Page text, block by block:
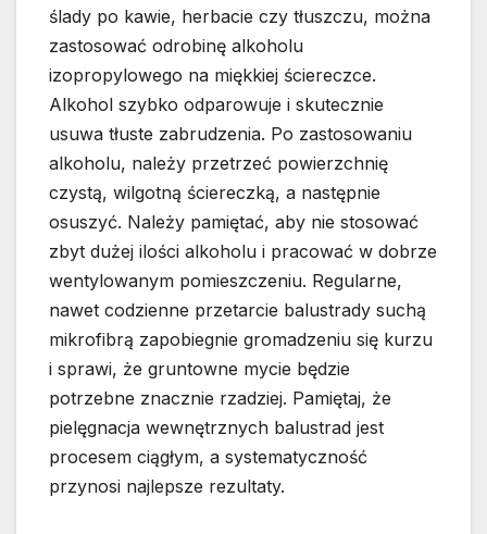
ślady po kawie, herbacie czy tłuszczu, można
zastosować odrobinę alkoholu
izopropylowego na miękkiej ściereczce.
Alkohol szybko odparowuje i skutecznie
usuwa tłuste zabrudzenia. Po zastosowaniu
alkoholu, należy przetrzeć powierzchnię
czystą, wilgotną ściereczką, a następnie
osuszyć. Należy pamiętać, aby nie stosować
zbyt dużej ilości alkoholu i pracować w dobrze
wentylowanym pomieszczeniu. Regularne,
nawet codzienne przetarcie balustrady suchą
mikrofibrą zapobiegnie gromadzeniu się kurzu
i sprawi, że gruntowne mycie będzie
potrzebne znacznie rzadziej. Pamiętaj, że
pielęgnacja wewnętrznych balustrad jest
procesem ciągłym, a systematyczność
przynosi najlepsze rezultaty.